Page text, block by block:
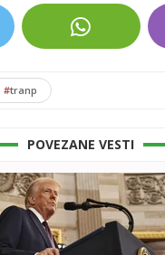
#tranp
POVEZANE VESTI